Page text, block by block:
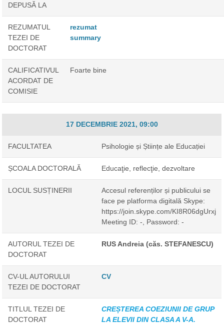
DEPUSĂ LA
REZUMATUL
TEZEI DE
DOCTORAT
rezumat
summary
CALIFICATIVUL
ACORDAT DE
COMISIE
Foarte bine
17 DECEMBRIE 2021, 09:00
FACULTATEA Psihologie și Științe ale Educației
ȘCOALA DOCTORALĂ Educaţie, reflecţie, dezvoltare
LOCUL SUSȚINERII
Accesul referenților și publicului se
face pe platforma digitală Skype:
https://join.skype.com/KI8R06dgUrxj
Meeting ID: -, Password: -
AUTORUL TEZEI DE
DOCTORAT
RUS Andreia (căs. STEFANESCU)
CV-UL AUTORULUI
TEZEI DE DOCTORAT
CV
TITLUL TEZEI DE
DOCTORAT
CREȘTEREA COEZIUNII DE GRUP
LA ELEVII DIN CLASA A V-A.